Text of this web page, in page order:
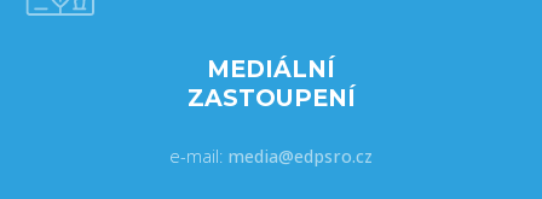
MEDIÁLNÍ
ZASTOUPENÍ
e-mail: media@edpsro.cz